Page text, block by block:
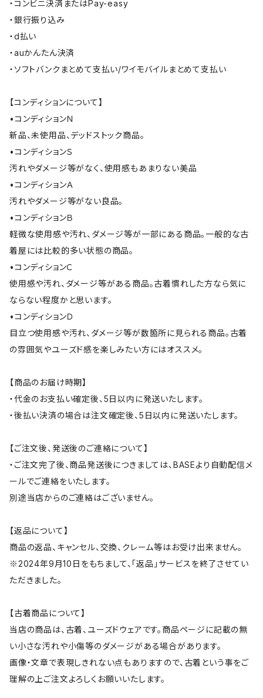
・コンビニ決済またはPay-easy
・銀行振り込み
・d払い
・auかんたん決済
・ソフトバンクまとめて支払い/ワイモバイルまとめて支払い
【コンディションについて】
•コンディションＮ
新品、未使用品、デッドストック商品。
•コンディションＳ
汚れやダメージ等がなく、使用感もあまりない美品
•コンディションＡ
汚れやダメージ等がない良品。
•コンディションＢ
軽微な使用感や汚れ、ダメージ等が一部にある商品。一般的な古
着屋には比較的多い状態の商品。
•コンディションＣ
使用感や汚れ、ダメージ等がある商品。古着慣れした方なら気に
ならない程度かと思います。
•コンディションＤ
目立つ使用感や汚れ、ダメージ等が数箇所に見られる商品。古着
の雰囲気やユーズド感を楽しみたい方にはオススメ。
【商品のお届け時期】
・代金のお支払い確定後、5日以内に発送いたします。
・後払い決済の場合は注文確定後、5日以内に発送いたします。
【ご注文後、発送後のご連絡について】
・ご注文完了後、商品発送後につきましては、BASEより自動配信メ
ールでご連絡をいたします。
別途当店からのご連絡はございません。
【返品について】
商品の返品、キャンセル、交換、クレーム等はお受け出来ません。
※2024年9月10日をもちまして、「返品」サービスを終了させてい
ただきました。
【古着商品について】
当店の商品は、古着、ユーズドウェアです。商品ページに記載の無
い小さな汚れや小傷等のダメージがある場合があります。
画像・文章で表現しきれない点もありますので、古着という事をご
理解の上ご注文よろしくお願いいたします。